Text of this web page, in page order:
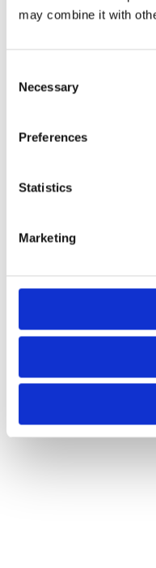
may combine it with
Selection
Necessary
Preferences
Statistics
Marketing